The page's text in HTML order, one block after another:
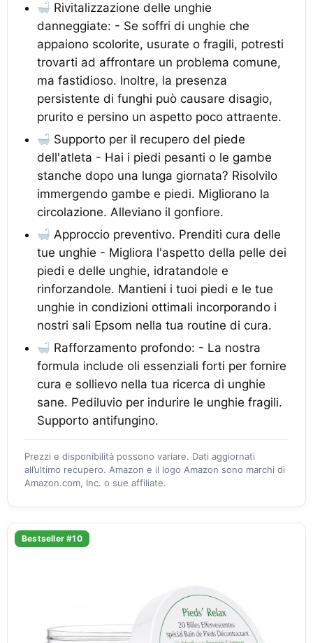
Rivitalizzazione delle unghie
danneggiate: - Se soffri di unghie che
appaiono scolorite, usurate o fragili, potresti
trovarti ad affrontare un problema comune,
ma fastidioso. Inoltre, la presenza
persistente di funghi può causare disagio,
prurito e persino un aspetto poco attraente.
Supporto per il recupero del piede
dell'atleta - Hai i piedi pesanti o le gambe
stanche dopo una lunga giornata? Risolvilo
immergendo gambe e piedi. Migliorano la
circolazione. Alleviano il gonfiore.
Approccio preventivo. Prenditi cura delle
tue unghie - Migliora l'aspetto della pelle dei
piedi e delle unghie, idratandole e
rinforzandole. Mantieni i tuoi piedi e le tue
unghie in condizioni ottimali incorporando i
nostri sali Epsom nella tua routine di cura.
Rafforzamento profondo: - La nostra
formula include oli essenziali forti per fornire
cura e sollievo nella tua ricerca di unghie
sane. Pediluvio per indurire le unghie fragili.
Supporto antifungino.
Prezzi e disponibilità possono variare. Dati aggiornati
all’ultimo recupero. Amazon e il logo Amazon sono marchi di
Amazon.com, Inc. o sue affiliate.
Bestseller #10